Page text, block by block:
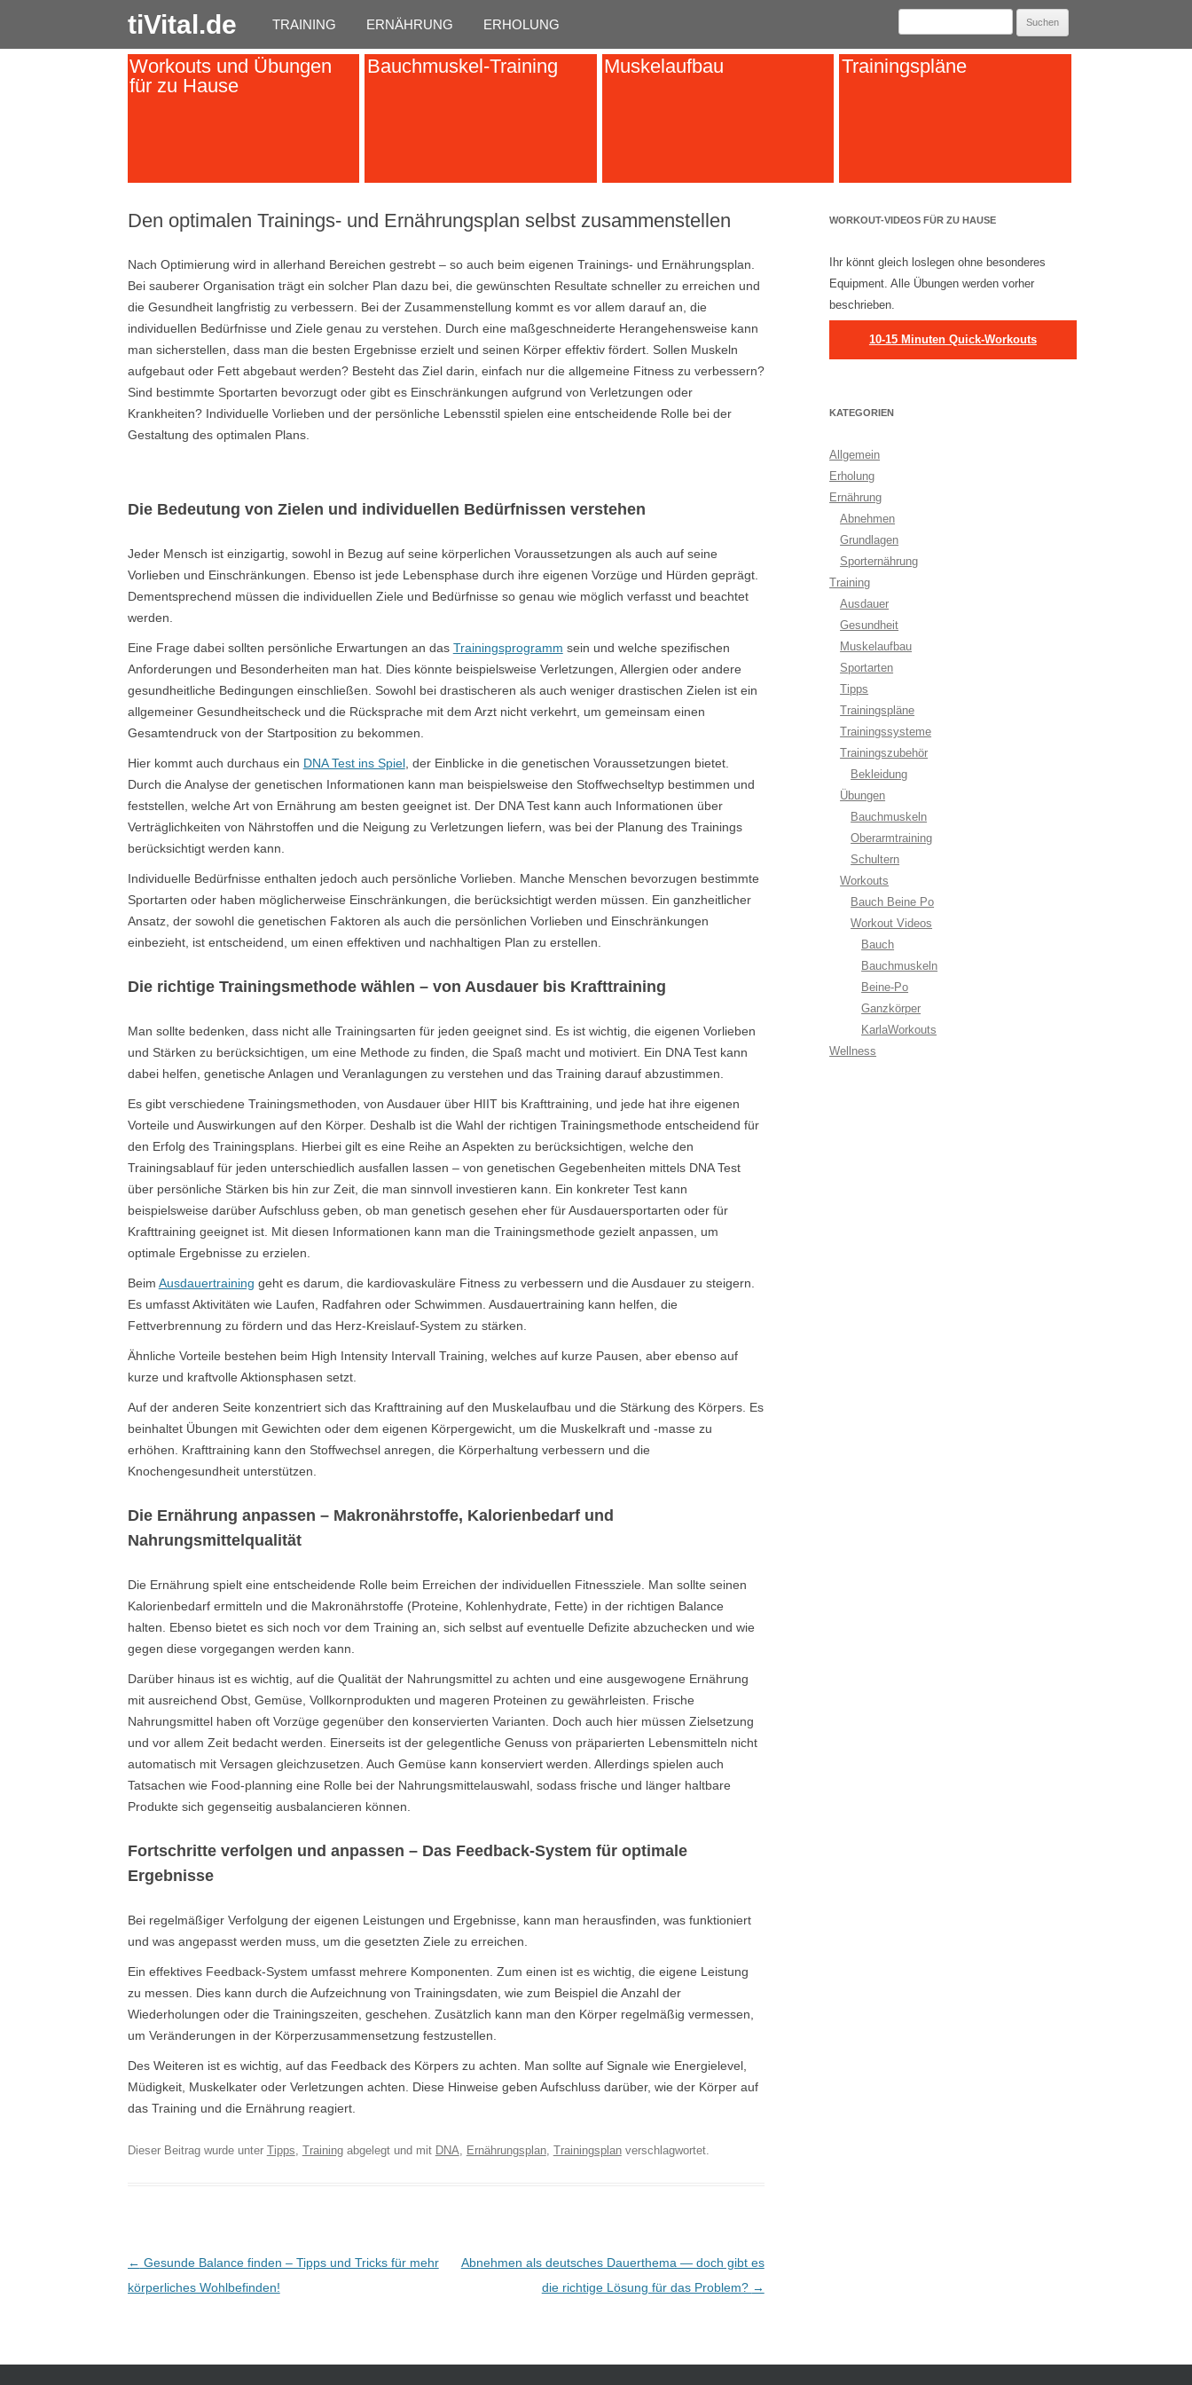
tiVital.de TRAINING ERNÄHRUNG ERHOLUNG
Suchen
Workouts und Übungen
für zu Hause
Bauchmuskel-Training Muskelaufbau Trainingspläne
Den optimalen Trainings- und Ernährungsplan selbst zusammenstellen
Nach Optimierung wird in allerhand Bereichen gestrebt – so auch beim eigenen Trainings- und Ernährungsplan.
Bei sauberer Organisation trägt ein solcher Plan dazu bei, die gewünschten Resultate schneller zu erreichen und
die Gesundheit langfristig zu verbessern. Bei der Zusammenstellung kommt es vor allem darauf an, die
individuellen Bedürfnisse und Ziele genau zu verstehen. Durch eine maßgeschneiderte Herangehensweise kann
man sicherstellen, dass man die besten Ergebnisse erzielt und seinen Körper effektiv fördert. Sollen Muskeln
aufgebaut oder Fett abgebaut werden? Besteht das Ziel darin, einfach nur die allgemeine Fitness zu verbessern?
Sind bestimmte Sportarten bevorzugt oder gibt es Einschränkungen aufgrund von Verletzungen oder
Krankheiten? Individuelle Vorlieben und der persönliche Lebensstil spielen eine entscheidende Rolle bei der
Gestaltung des optimalen Plans.
Die Bedeutung von Zielen und individuellen Bedürfnissen verstehen
Jeder Mensch ist einzigartig, sowohl in Bezug auf seine körperlichen Voraussetzungen als auch auf seine
Vorlieben und Einschränkungen. Ebenso ist jede Lebensphase durch ihre eigenen Vorzüge und Hürden geprägt.
Dementsprechend müssen die individuellen Ziele und Bedürfnisse so genau wie möglich verfasst und beachtet
werden.
Eine Frage dabei sollten persönliche Erwartungen an das Trainingsprogramm sein und welche spezifischen
Anforderungen und Besonderheiten man hat. Dies könnte beispielsweise Verletzungen, Allergien oder andere
gesundheitliche Bedingungen einschließen. Sowohl bei drastischeren als auch weniger drastischen Zielen ist ein
allgemeiner Gesundheitscheck und die Rücksprache mit dem Arzt nicht verkehrt, um gemeinsam einen
Gesamtendruck von der Startposition zu bekommen.
Hier kommt auch durchaus ein DNA Test ins Spiel, der Einblicke in die genetischen Voraussetzungen bietet.
Durch die Analyse der genetischen Informationen kann man beispielsweise den Stoffwechseltyp bestimmen und
feststellen, welche Art von Ernährung am besten geeignet ist. Der DNA Test kann auch Informationen über
Verträglichkeiten von Nährstoffen und die Neigung zu Verletzungen liefern, was bei der Planung des Trainings
berücksichtigt werden kann.
Individuelle Bedürfnisse enthalten jedoch auch persönliche Vorlieben. Manche Menschen bevorzugen bestimmte
Sportarten oder haben möglicherweise Einschränkungen, die berücksichtigt werden müssen. Ein ganzheitlicher
Ansatz, der sowohl die genetischen Faktoren als auch die persönlichen Vorlieben und Einschränkungen
einbezieht, ist entscheidend, um einen effektiven und nachhaltigen Plan zu erstellen.
Die richtige Trainingsmethode wählen – von Ausdauer bis Krafttraining
Man sollte bedenken, dass nicht alle Trainingsarten für jeden geeignet sind. Es ist wichtig, die eigenen Vorlieben
und Stärken zu berücksichtigen, um eine Methode zu finden, die Spaß macht und motiviert. Ein DNA Test kann
dabei helfen, genetische Anlagen und Veranlagungen zu verstehen und das Training darauf abzustimmen.
Es gibt verschiedene Trainingsmethoden, von Ausdauer über HIIT bis Krafttraining, und jede hat ihre eigenen
Vorteile und Auswirkungen auf den Körper. Deshalb ist die Wahl der richtigen Trainingsmethode entscheidend für
den Erfolg des Trainingsplans. Hierbei gilt es eine Reihe an Aspekten zu berücksichtigen, welche den
Trainingsablauf für jeden unterschiedlich ausfallen lassen – von genetischen Gegebenheiten mittels DNA Test
über persönliche Stärken bis hin zur Zeit, die man sinnvoll investieren kann. Ein konkreter Test kann
beispielsweise darüber Aufschluss geben, ob man genetisch gesehen eher für Ausdauersportarten oder für
Krafttraining geeignet ist. Mit diesen Informationen kann man die Trainingsmethode gezielt anpassen, um
optimale Ergebnisse zu erzielen.
Beim Ausdauertraining geht es darum, die kardiovaskuläre Fitness zu verbessern und die Ausdauer zu steigern.
Es umfasst Aktivitäten wie Laufen, Radfahren oder Schwimmen. Ausdauertraining kann helfen, die
Fettverbrennung zu fördern und das Herz-Kreislauf-System zu stärken.
Ähnliche Vorteile bestehen beim High Intensity Intervall Training, welches auf kurze Pausen, aber ebenso auf
kurze und kraftvolle Aktionsphasen setzt.
Auf der anderen Seite konzentriert sich das Krafttraining auf den Muskelaufbau und die Stärkung des Körpers. Es
beinhaltet Übungen mit Gewichten oder dem eigenen Körpergewicht, um die Muskelkraft und -masse zu
erhöhen. Krafttraining kann den Stoffwechsel anregen, die Körperhaltung verbessern und die
Knochengesundheit unterstützen.
Die Ernährung anpassen – Makronährstoffe, Kalorienbedarf und
Nahrungsmittelqualität
Die Ernährung spielt eine entscheidende Rolle beim Erreichen der individuellen Fitnessziele. Man sollte seinen
Kalorienbedarf ermitteln und die Makronährstoffe (Proteine, Kohlenhydrate, Fette) in der richtigen Balance
halten. Ebenso bietet es sich noch vor dem Training an, sich selbst auf eventuelle Defizite abzuchecken und wie
gegen diese vorgegangen werden kann.
Darüber hinaus ist es wichtig, auf die Qualität der Nahrungsmittel zu achten und eine ausgewogene Ernährung
mit ausreichend Obst, Gemüse, Vollkornprodukten und mageren Proteinen zu gewährleisten. Frische
Nahrungsmittel haben oft Vorzüge gegenüber den konservierten Varianten. Doch auch hier müssen Zielsetzung
und vor allem Zeit bedacht werden. Einerseits ist der gelegentliche Genuss von präparierten Lebensmitteln nicht
automatisch mit Versagen gleichzusetzen. Auch Gemüse kann konserviert werden. Allerdings spielen auch
Tatsachen wie Food-planning eine Rolle bei der Nahrungsmittelauswahl, sodass frische und länger haltbare
Produkte sich gegenseitig ausbalancieren können.
Fortschritte verfolgen und anpassen – Das Feedback-System für optimale
Ergebnisse
Bei regelmäßiger Verfolgung der eigenen Leistungen und Ergebnisse, kann man herausfinden, was funktioniert
und was angepasst werden muss, um die gesetzten Ziele zu erreichen.
Ein effektives Feedback-System umfasst mehrere Komponenten. Zum einen ist es wichtig, die eigene Leistung
zu messen. Dies kann durch die Aufzeichnung von Trainingsdaten, wie zum Beispiel die Anzahl der
Wiederholungen oder die Trainingszeiten, geschehen. Zusätzlich kann man den Körper regelmäßig vermessen,
um Veränderungen in der Körperzusammensetzung festzustellen.
Des Weiteren ist es wichtig, auf das Feedback des Körpers zu achten. Man sollte auf Signale wie Energielevel,
Müdigkeit, Muskelkater oder Verletzungen achten. Diese Hinweise geben Aufschluss darüber, wie der Körper auf
das Training und die Ernährung reagiert.
Dieser Beitrag wurde unter Tipps, Trainingabgelegt und mit DNA, Ernährungsplan, Trainingsplanverschlagwortet.
Post navigation
← Gesunde Balance finden – Tipps und Tricks für mehr
körperliches Wohlbefinden!
Abnehmen als deutsches Dauerthema — doch gibt es
die richtige Lösung für das Problem? →
WORKOUT-VIDEOS FÜR ZU HAUSE
Ihr könnt gleich loslegen ohne besonderes
Equipment. Alle Übungen werden vorher
beschrieben.
10-15 Minuten Quick-Workouts
KATEGORIEN
Allgemein
Erholung
Ernährung
Abnehmen
Grundlagen
Sporternährung
Training
Ausdauer
Gesundheit
Muskelaufbau
Sportarten
Tipps
Trainingspläne
Trainingssysteme
Trainingszubehör
Bekleidung
Übungen
Bauchmuskeln
Oberarmtraining
Schultern
Workouts
Bauch Beine Po
Workout Videos
Bauch
Bauchmuskeln
Beine-Po
Ganzkörper
KarlaWorkouts
Wellness